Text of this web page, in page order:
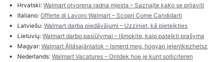
Hrvatski: Walmart otvorena radna mjesta – Saznajte kako se prijaviti
Italiano: Offerte di Lavoro Walmart – Scopri Come Candidarti
Latviešu: Walmart darba piedāvājumi – Uzziniet, kā pieteikties
Lietuvių: Walmart darbo pasiūlymai – Išmokite, kaip pateikti prašymą
Magyar: Walmart Állásajánlatok – Ismerd meg, hogyan jelentkezhetsz
Nederlands: Walmart Vacatures – Ontdek hoe je kunt solliciteren